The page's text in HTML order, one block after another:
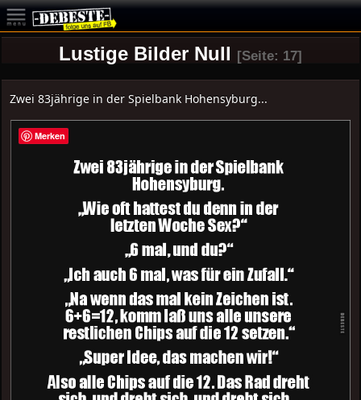
Lustige Bilder Null [Seite: 17]
Zwei 83jährige in der Spielbank Hohensyburg...
Merken